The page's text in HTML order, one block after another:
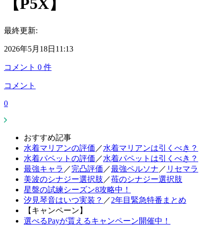
【P5X】
最終更新:
2026年5月18日11:13
コメント 0 件
コメント
0
おすすめ記事
水着マリアンの評価 ／水着マリアンは引くべき？
水着パペットの評価 ／水着パペットは引くべき？
最強キャラ ／完凸評価 ／最強ペルソナ ／ リセマラ
美波のシナジー選択肢 ／苺のシナジー選択肢
星盤の試練シーズン8攻略中！
汐見琴音はいつ実装？ ／2年目緊急特番まとめ
【キャンペーン】
選べるPayが貰えるキャンペーン開催中！